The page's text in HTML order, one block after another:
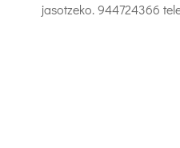
jasotzeko. 944724366